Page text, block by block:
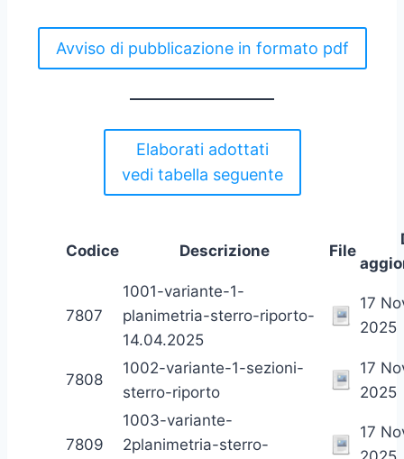
Avviso di pubblicazione in formato pdf
Elaborati adottati
vedi tabella seguente
Codice Descrizione File
7807
1001-variante-1-
planimetria-sterro-riporto-
14.04.2025
17
2025
7808
1002-variante-1-sezioni-
sterro-riporto
17
2025
7809
1003-variante-
2planimetria-sterro-
17